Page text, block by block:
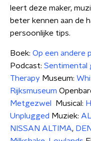
leert deze maker,
beter kennen aan de
persoonlijke tips.
Boek: Op een andere
Podcast: Sentimental
Therapy Museum:
Rijksmuseum
Metgezwel
Musical:
Unplugged Muziek:
NISSAN ALTIMA,